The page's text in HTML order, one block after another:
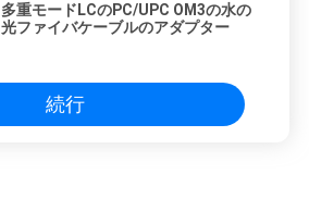
多重モードLCのPC/UPC OM3の水の
光ファイバケーブルのアダプター
続行